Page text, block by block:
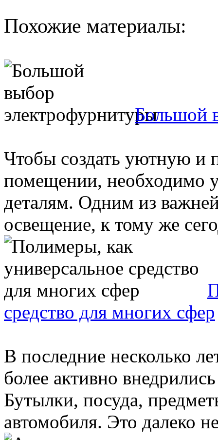
Похожие материалы:
Большой
Чтобы создать уютную и
помещении, необходимо
деталям. Одним из
освещение, к тому же
средство для многих сфер
В последние несколько
более активно
Бутылки, посуда,
автомобиля. Это далеко